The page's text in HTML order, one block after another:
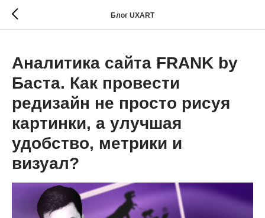
Блог UXART
Аналитика сайта FRANK by
Баста. Как провести
редизайн не просто рисуя
картинки, а улучшая
удобство, метрики и
визуал?